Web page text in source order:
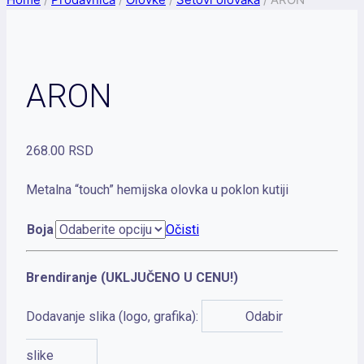
ARON
268.00 RSD
Metalna “touch” hemijska olovka u poklon kutiji
Boja Očisti
Brendiranje (UKLJUČENO U CENU!)
Dodavanje slika (logo, grafika): Odabir
slike